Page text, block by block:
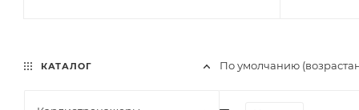
По умолчанию
КАТАЛОГ